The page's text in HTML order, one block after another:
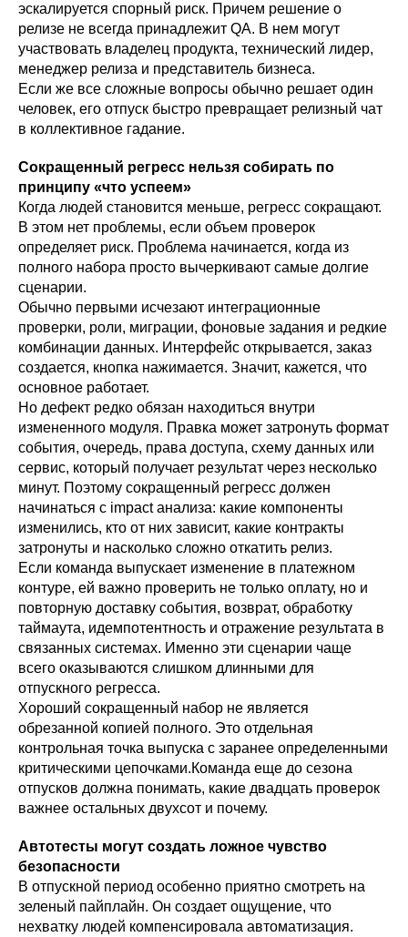
эскалируется спорный риск. Причем решение о
релизе не всегда принадлежит QA. В нем могут
участвовать владелец продукта, технический лидер,
менеджер релиза и представитель бизнеса.
Если же все сложные вопросы обычно решает один
человек, его отпуск быстро превращает релизный чат
в коллективное гадание.
Сокращенный регресс нельзя собирать по
принципу «что успеем»
Когда людей становится меньше, регресс сокращают.
В этом нет проблемы, если объем проверок
определяет риск. Проблема начинается, когда из
полного набора просто вычеркивают самые долгие
сценарии.
Обычно первыми исчезают интеграционные
проверки, роли, миграции, фоновые задания и редкие
комбинации данных. Интерфейс открывается, заказ
создается, кнопка нажимается. Значит, кажется, что
основное работает.
Но дефект редко обязан находиться внутри
измененного модуля. Правка может затронуть формат
события, очередь, права доступа, схему данных или
сервис, который получает результат через несколько
минут. Поэтому сокращенный регресс должен
начинаться с impact анализа: какие компоненты
изменились, кто от них зависит, какие контракты
затронуты и насколько сложно откатить релиз.
Если команда выпускает изменение в платежном
контуре, ей важно проверить не только оплату, но и
повторную доставку события, возврат, обработку
таймаута, идемпотентность и отражение результата в
связанных системах. Именно эти сценарии чаще
всего оказываются слишком длинными для
отпускного регресса.
Хороший сокращенный набор не является
обрезанной копией полного. Это отдельная
контрольная точка выпуска с заранее определенными
критическими цепочками.Команда еще до сезона
отпусков должна понимать, какие двадцать проверок
важнее остальных двухсот и почему.
Автотесты могут создать ложное чувство
безопасности
В отпускной период особенно приятно смотреть на
зеленый пайплайн. Он создает ощущение, что
нехватку людей компенсировала автоматизация.